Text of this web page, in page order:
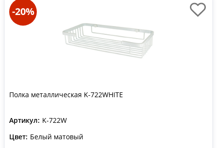
-20%
Полка металлическая K-722WHITE
Артикул: K-722W
Цвет: Белый матовый